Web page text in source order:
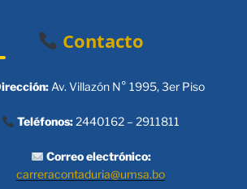
Contacto
Av. Villazón N° 1995, 3er Piso
Teléfonos:2440162 – 2911811
Correo electrónico:
carreracontaduria@umsa.bo